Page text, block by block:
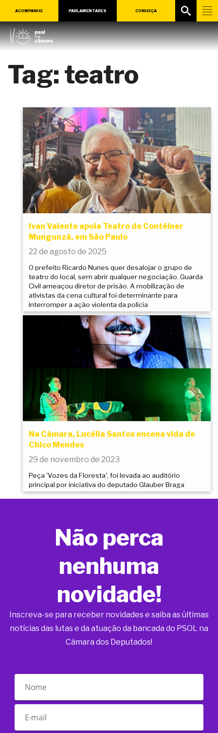
ACOMPANHE PARLAMENTARES CONHEÇA
Tag:teatro
Ivan Valente apoia Teatro de Contêiner
Mungunzá, em São Paulo
22 de agosto de 2025
O prefeito Ricardo Nunes quer desalojar o grupo de
teatro do local, sem abrir qualquer negociação. Guarda
Civil ameaçou diretor de prisão. A mobilização de
ativistas da cena cultural foi determinante para
interromper a ação violenta da polícia
Na Câmara, Lucélia Santos encena vida de
Chico Mendes
29 de novembro de 2023
Peça 'Vozes da Floresta', foi levada ao auditório
principal por iniciativa do deputado Glauber Braga
Não perca
nenhuma
novidade!
Inscreva-se para receber novidades e saiba as últimas
notícias das lutas e da atuação da bancada do PSOL na
Câmara dos Deputados!